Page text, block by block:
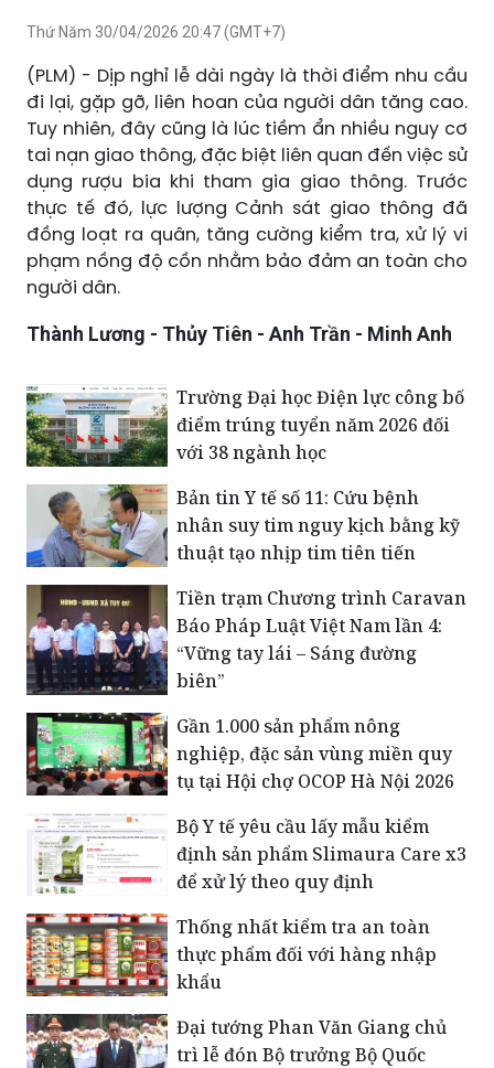
Thứ Năm 30/04/2026 20:47 (GMT+7)
(PLM) - Dịp nghỉ lễ dài ngày là thời điểm nhu cầu
đi lại, gặp gỡ, liên hoan của người dân tăng cao.
Tuy nhiên, đây cũng là lúc tiềm ẩn nhiều nguy cơ
tai nạn giao thông, đặc biệt liên quan đến việc sử
dụng rượu bia khi tham gia giao thông. Trước
thực tế đó, lực lượng Cảnh sát giao thông đã
đồng loạt ra quân, tăng cường kiểm tra, xử lý vi
phạm nồng độ cồn nhằm bảo đảm an toàn cho
người dân.
Thành Lương - Thủy Tiên - Anh Trần - Minh Anh
Trường Đại học Điện lực công bố
điểm trúng tuyển năm 2026 đối
với 38 ngành học
Bản tin Y tế số 11: Cứu bệnh
nhân suy tim nguy kịch bằng kỹ
thuật tạo nhịp tim tiên tiến
Tiền trạm Chương trình Caravan
Báo Pháp Luật Việt Nam lần 4:
“Vững tay lái – Sáng đường
biên”
Gần 1.000 sản phẩm nông
nghiệp, đặc sản vùng miền quy
tụ tại Hội chợ OCOP Hà Nội 2026
Bộ Y tế yêu cầu lấy mẫu kiểm
định sản phẩm Slimaura Care x3
để xử lý theo quy định
Thống nhất kiểm tra an toàn
thực phẩm đối với hàng nhập
khẩu
Đại tướng Phan Văn Giang chủ
trì lễ đón Bộ trưởng Bộ Quốc